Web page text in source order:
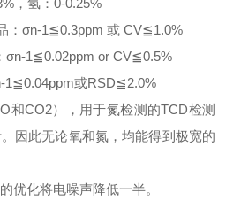
，氢：0-0.25%
：σn-1≦0.3ppm 或 CV≦1.0%
or CV≦0.5%
1≦0.04ppm或RSD≦2.0%
和CO2），用于氮检测的TCD检测
因此无论氧和氮，均能得到极宽的
优化将电噪声降低一半。